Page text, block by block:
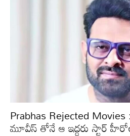
Prabhas Rejected Movies
మూవీస్ తోనే ఆ ఇద్దరు స్టార్